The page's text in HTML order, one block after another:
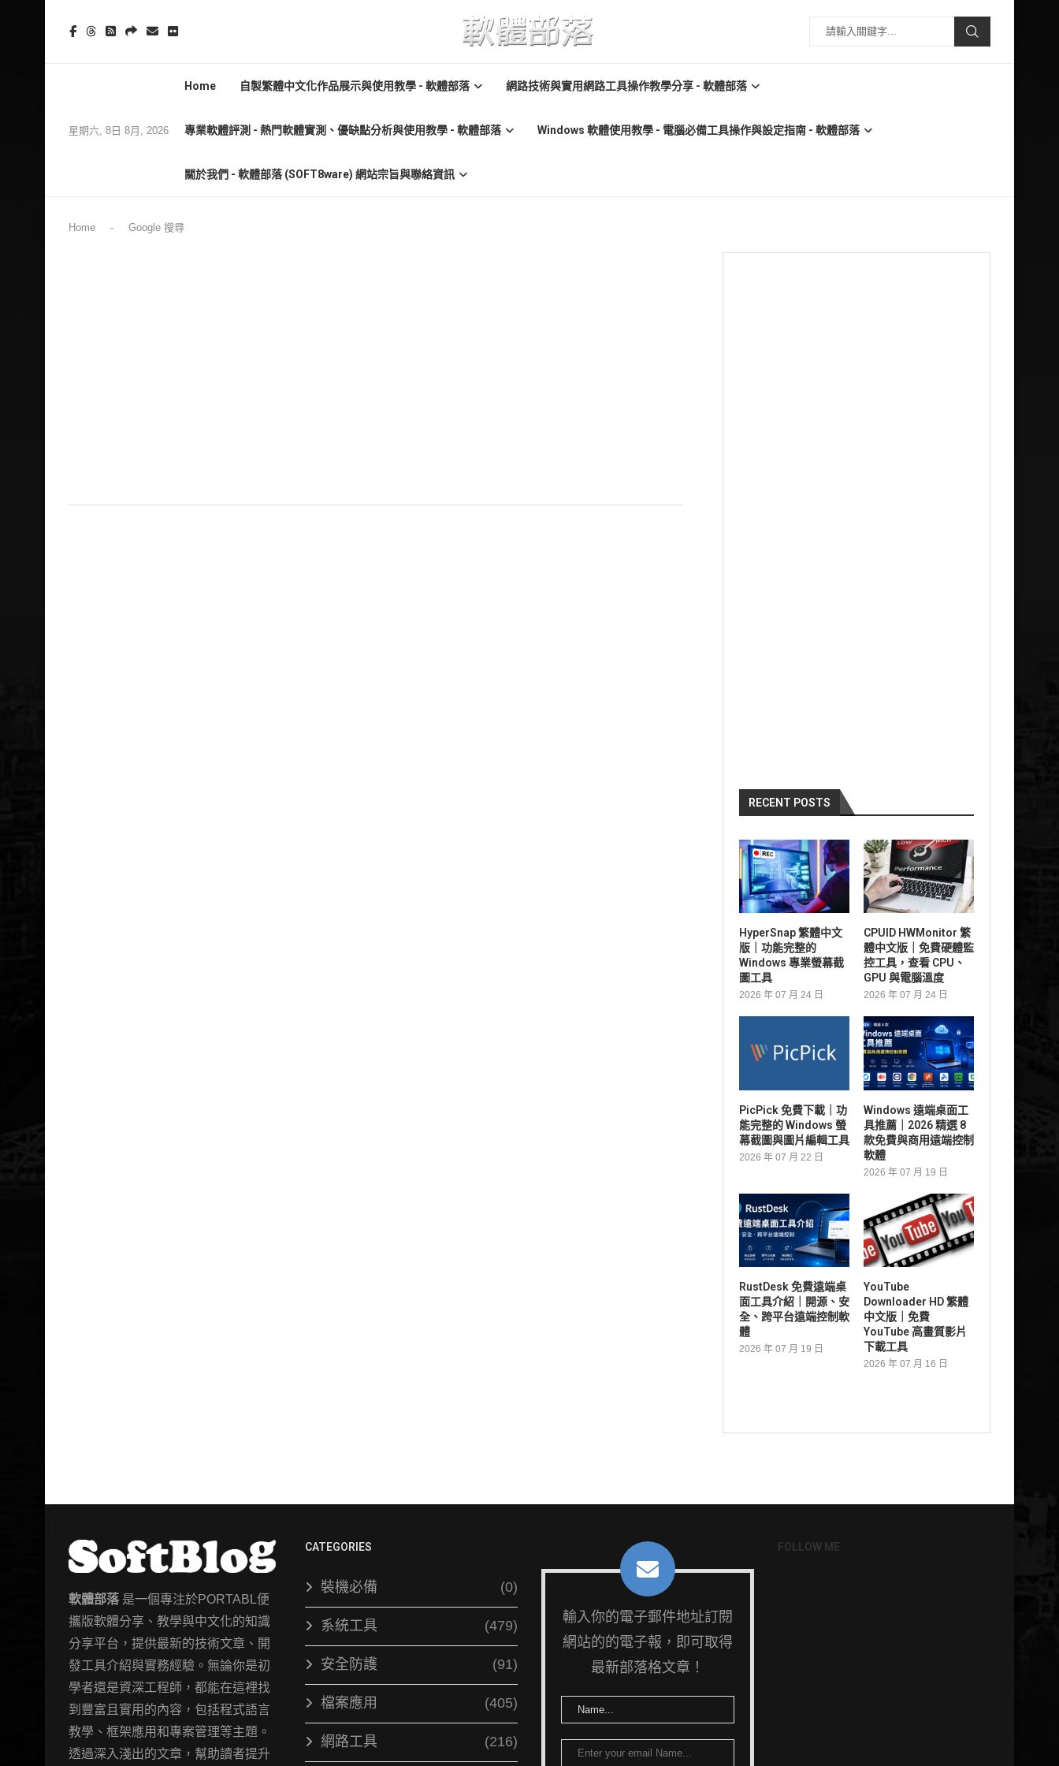
星期六, 8日 8月, 2026
Home 自製繁體中文化作品展示與使用教學 - 軟體部落 網路技術與實用網路工具操作教學分享 - 軟體部落
專業軟體評測 - 熱門軟體實測、優缺點分析與使用教學 - 軟體部落 Windows 軟體使用教學 - 電腦必備工具操作與設定指南 - 軟體部落
關於我們 - 軟體部落 (SOFT8ware) 網站宗旨與聯絡資訊
Home - Google 搜尋
RECENT POSTS
HyperSnap 繁體中文
版｜功能完整的
Windows 專業螢幕截
圖工具
2026 年 07 月 24 日
CPUID HWMonitor 繁
體中文版｜免費硬體監
控工具，查看 CPU、
GPU 與電腦溫度
2026 年 07 月 24 日
PicPick 免費下載｜功
能完整的 Windows 螢
幕截圖與圖片編輯工具
2026 年 07 月 22 日
Windows 遠端桌面工
具推薦｜2026 精選 8
款免費與商用遠端控制
軟體
2026 年 07 月 19 日
RustDesk 免費遠端桌
面工具介紹｜開源、安
全、跨平台遠端控制軟
體
2026 年 07 月 19 日
YouTube
Downloader HD 繁體
中文版｜免費
YouTube 高畫質影片
下載工具
2026 年 07 月 16 日
軟體部落是一個專注於PORTABL便
攜版軟體分享、教學與中文化的知識
分享平台，提供最新的技術文章、開
發工具介紹與實務經驗。無論你是初
學者還是資深工程師，都能在這裡找
到豐富且實用的內容，包括程式語言
教學、框架應用和專案管理等主題。
透過深入淺出的文章，幫助讀者提升
CATEGORIES
裝機必備 (0)
系統工具 (479)
安全防護 (91)
檔案應用 (405)
網路工具 (216)
輸入你的電子郵件地址訂閱
網站的的電子報，即可取得
最新部落格文章！
FOLLOW ME